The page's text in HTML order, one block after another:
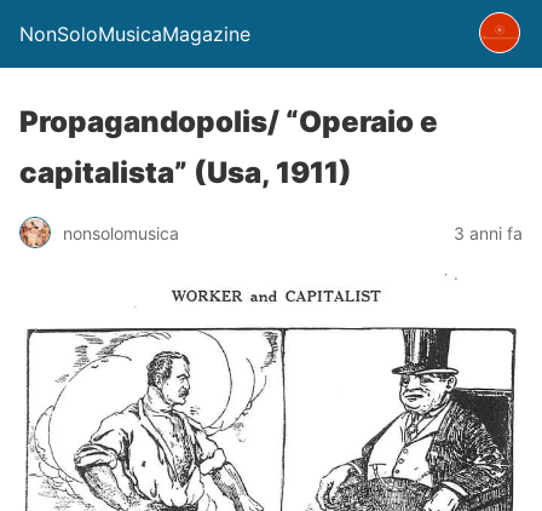
NonSoloMusicaMagazine
Propagandopolis/ “Operaio e
capitalista” (Usa, 1911)
nonsolomusica 3 anni fa